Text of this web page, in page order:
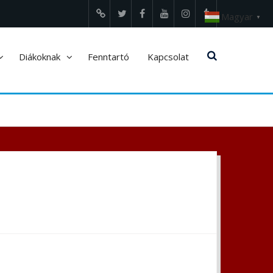
EdupageTwitterFacebookYoutubeInstagram
tumblr
Diákoknak Fenntartó Kapcsolat
Magyar ▼